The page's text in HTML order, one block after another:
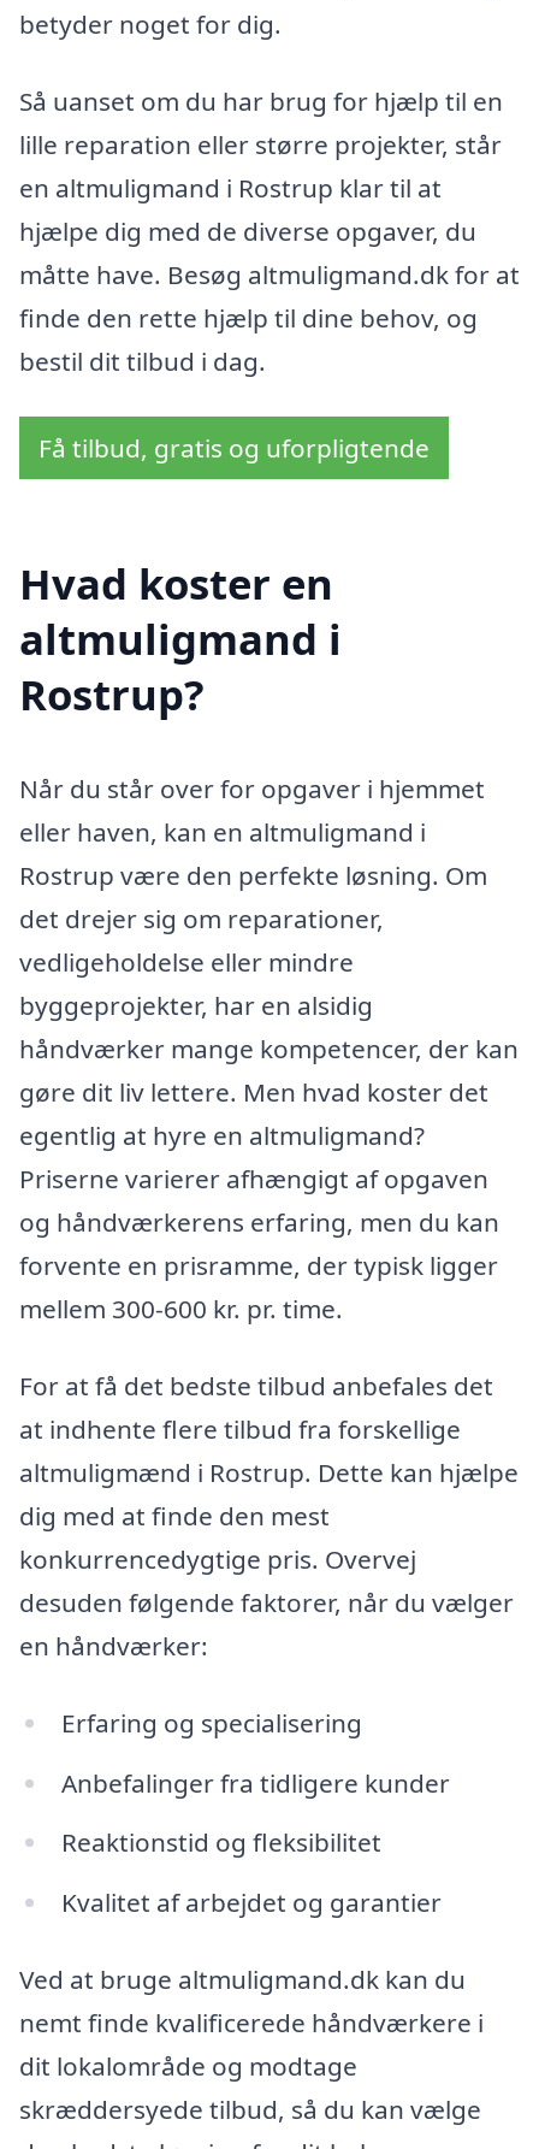
betyder noget for dig.
Så uanset om du har brug for hjælp til en
lille reparation eller større projekter, står
en altmuligmand i Rostrup klar til at
hjælpe dig med de diverse opgaver, du
måtte have. Besøg altmuligmand.dk for at
finde den rette hjælp til dine behov, og
bestil dit tilbud i dag.
Få tilbud, gratis og uforpligtende
Hvad koster en
altmuligmand i
Rostrup?
Når du står over for opgaver i hjemmet
eller haven, kan en altmuligmand i
Rostrup være den perfekte løsning. Om
det drejer sig om reparationer,
vedligeholdelse eller mindre
byggeprojekter, har en alsidig
håndværker mange kompetencer, der kan
gøre dit liv lettere. Men hvad koster det
egentlig at hyre en altmuligmand?
Priserne varierer afhængigt af opgaven
og håndværkerens erfaring, men du kan
forvente en prisramme, der typisk ligger
mellem 300-600 kr. pr. time.
For at få det bedste tilbud anbefales det
at indhente flere tilbud fra forskellige
altmuligmænd i Rostrup. Dette kan hjælpe
dig med at finde den mest
konkurrencedygtige pris. Overvej
desuden følgende faktorer, når du vælger
en håndværker:
Erfaring og specialisering
Anbefalinger fra tidligere kunder
Reaktionstid og fleksibilitet
Kvalitet af arbejdet og garantier
Ved at bruge altmuligmand.dk kan du
nemt finde kvalificerede håndværkere i
dit lokalområde og modtage
skræddersyede tilbud, så du kan vælge